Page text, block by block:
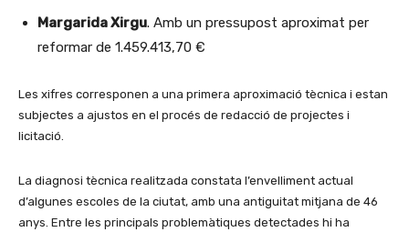
Margarida Xirgu. Amb un pressupost aproximat per
reformar de 1.459.413,70 €
Les xifres corresponen a una primera aproximació tècnica i estan
subjectes a ajustos en el procés de redacció de projectes i
licitació.
La diagnosi tècnica realitzada constata l’envelliment actual
d’algunes escoles de la ciutat, amb una antiguitat mitjana de 46
anys. Entre les principals problemàtiques detectades hi ha